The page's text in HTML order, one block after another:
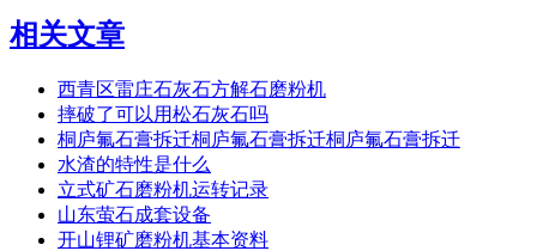
相关文章
西青区雷庄石灰石方解石磨粉机
摔破了可以用松石灰石吗
桐庐氟石膏拆迁桐庐氟石膏拆迁桐庐氟石膏拆迁
水渣的特性是什么
立式矿石磨粉机运转记录
山东萤石成套设备
开山锂矿磨粉机基本资料